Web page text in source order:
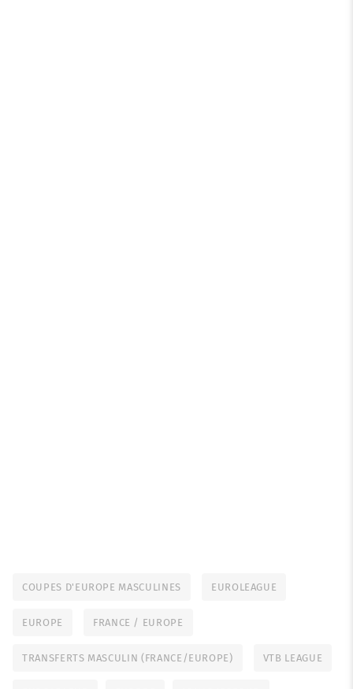
COUPES D'EUROPE MASCULINES EUROLEAGUE
EUROPE FRANCE / EUROPE
TRANSFERTS MASCULIN (FRANCE/EUROPE) VTB LEAGUE